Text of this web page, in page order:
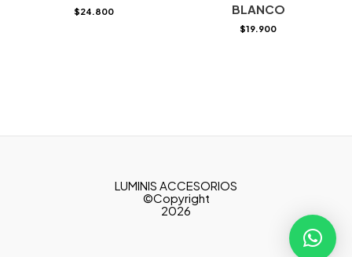
$24.800
BLANCO
$19.900
LUMINIS ACCESORIOS
©Copyright
2026